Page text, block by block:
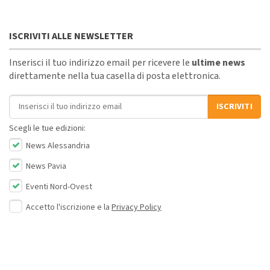
ISCRIVITI ALLE NEWSLETTER
Inserisci il tuo indirizzo email per ricevere le ultime news
direttamente nella tua casella di posta elettronica.
Indirizzo email
ISCRIVITI
Scegli le tue edizioni:
News Alessandria
News Pavia
Eventi Nord-Ovest
Accetto l'iscrizione e la Privacy Policy